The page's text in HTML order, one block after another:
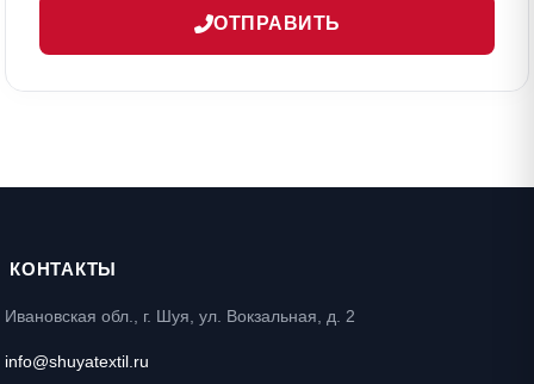
ОТПРАВИТЬ
КОНТАКТЫ
Ивановская обл., г. Шуя, ул. Вокзальная, д. 2
info@shuyatextil.ru